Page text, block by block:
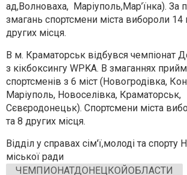
ад,Волноваха, Маріуполь,Мар’їнка). За
змагань спортсмени міста вибороли
других місця.
В м. Краматорськ відбувся чемпіонат
з кікбоксингу WPKA. В змаганнях
спортсменів з 6 міст (Новогродівка,
Маріуполь, Новоселівка, Краматорськ,
Сєвєродонецьк). Спортсмени міста
та 8 других місця.
Відділ у справах сім'ї,молоді та спорту
міської ради
ЧЕМПИОНАТДОНЕЦКОЙОБЛАСТИ